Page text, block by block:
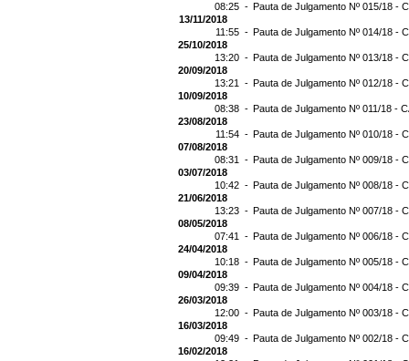
08:25 - Pauta de Julgamento Nº 015/18 -
13/11/2018
11:55 - Pauta de Julgamento Nº 014/18 -
25/10/2018
13:20 - Pauta de Julgamento Nº 013/18 -
20/09/2018
13:21 - Pauta de Julgamento Nº 012/18 -
10/09/2018
08:38 - Pauta de Julgamento Nº 011/18 -
23/08/2018
11:54 - Pauta de Julgamento Nº 010/18 -
07/08/2018
08:31 - Pauta de Julgamento Nº 009/18 -
03/07/2018
10:42 - Pauta de Julgamento Nº 008/18 -
21/06/2018
13:23 - Pauta de Julgamento Nº 007/18 -
08/05/2018
07:41 - Pauta de Julgamento Nº 006/18 -
24/04/2018
10:18 - Pauta de Julgamento Nº 005/18 -
09/04/2018
09:39 - Pauta de Julgamento Nº 004/18 -
26/03/2018
12:00 - Pauta de Julgamento Nº 003/18 -
16/03/2018
09:49 - Pauta de Julgamento Nº 002/18 -
16/02/2018